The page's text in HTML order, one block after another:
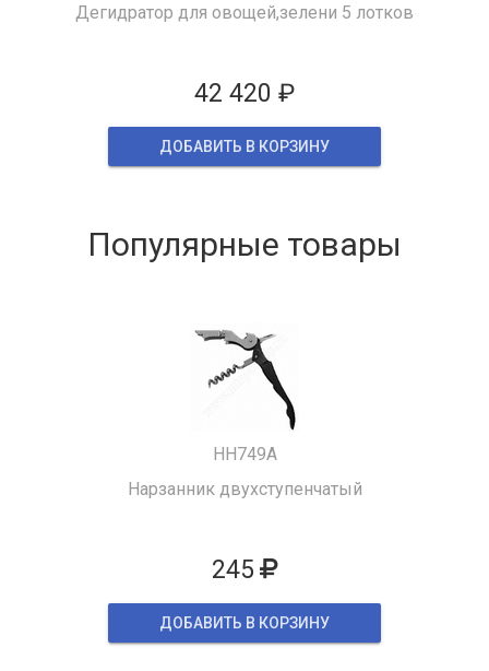
Дегидратор для овощей,зелени 5 лотков
42 420 ₽
ДОБАВИТЬ В КОРЗИНУ
Популярные товары
HH749A
Нарзанник двухступенчатый
245
ДОБАВИТЬ В КОРЗИНУ